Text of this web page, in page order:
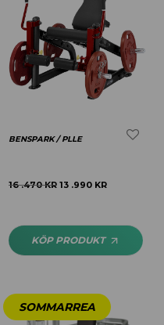
BENSPARK / PLLE
16 .470KR 13 .990 KR
KÖP PRODUKT